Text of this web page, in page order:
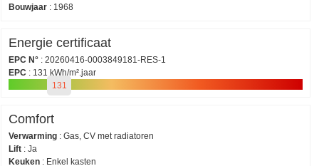
Bouwjaar : 1968
Energie certificaat
EPC N° : 20260416-0003849181-RES-1
EPC : 131 kWh/m².jaar
131
Comfort
Verwarming : Gas, CV met radiatoren
Lift : Ja
Keuken : Enkel kasten